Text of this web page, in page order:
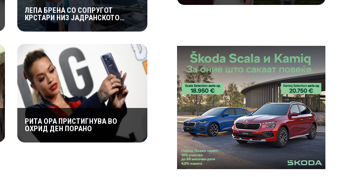
ЛЕПА БРЕНА СО СОПРУГОТ
КРСТАРИ НИЗ ЈАДРАНСКОТО
МОРЕ ВО НОВАТА ЈАХТА
РИТА ОРА ПРИСТИГНУВА ВО
ОХРИД ДЕН ПОРАНО
ПРОСЛАВА ВО АНГЛИЈА, ОТКАКО ТАЈНО СЕ